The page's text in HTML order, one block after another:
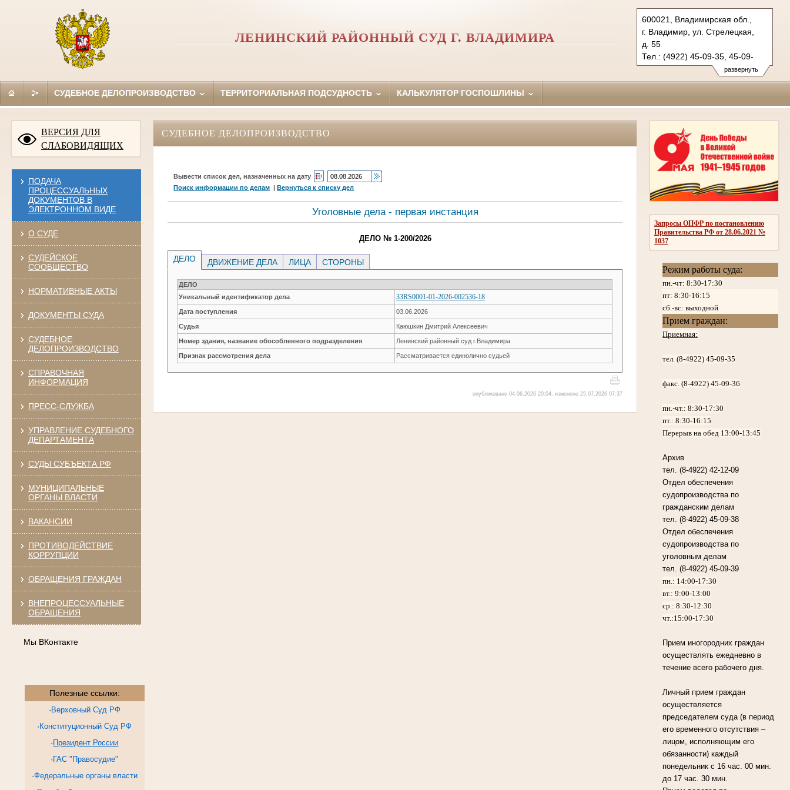
развернуть
600021, Владимирская обл.,
г. Владимир, ул. Стрелецкая,
д. 55
Тел.: (4922) 45-09-35, 45-09-
36 (ф.)
leninsky.wld@sudrf.ru
ЛЕНИНСКИЙ РАЙОННЫЙ СУД Г. ВЛАДИМИРА
СУДЕБНОЕ ДЕЛОПРОИЗВОДСТВО ТЕРРИТОРИАЛЬНАЯ ПОДСУДНОСТЬ КАЛЬКУЛЯТОР ГОСПОШЛИНЫ
ВЕРСИЯ ДЛЯ
СЛАБОВИДЯЩИХ
ПОДАЧА
ПРОЦЕССУАЛЬНЫХ
ДОКУМЕНТОВ В
ЭЛЕКТРОННОМ ВИДЕ
О СУДЕ
СУДЕЙСКОЕ
СООБЩЕСТВО
НОРМАТИВНЫЕ АКТЫ
ДОКУМЕНТЫ СУДА
СУДЕБНОЕ
ДЕЛОПРОИЗВОДСТВО
СПРАВОЧНАЯ
ИНФОРМАЦИЯ
ПРЕСС-СЛУЖБА
УПРАВЛЕНИЕ СУДЕБНОГО
ДЕПАРТАМЕНТА
СУДЫ СУБЪЕКТА РФ
МУНИЦИПАЛЬНЫЕ
ОРГАНЫ ВЛАСТИ
ВАКАНСИИ
ПРОТИВОДЕЙСТВИЕ
КОРРУПЦИИ
ОБРАЩЕНИЯ ГРАЖДАН
ВНЕПРОЦЕССУАЛЬНЫЕ
ОБРАЩЕНИЯ
Мы ВКонтакте
Полезные ссылки:
· Верховный Суд РФ
· Конституционный Суд РФ
· Президент России
· ГАС "Правосудие"
·Федеральные органы власти
Запросы ОПФР по постановлению
Правительства РФ от 28.06.2021 №
1037
Режим работы суда:
пн.-чт: 8:30-17:30
пт: 8:30-16:15
сб.-вс: выходной
Прием граждан:
Приемная:
тел. (8-4922) 45-09-35
факс. (8-4922) 45-09-36
пн.-чт.:8:30-17:30
пт.:8:30-16:15
Перерыв на обед 13:00-13:45
Архив
тел. (8-4922) 42-12-09
Отдел обеспечения
судопроизводства по
гражданским делам
тел. (8-4922) 45-09-38
Отдел обеспечения
судопроизводства по
уголовным делам
тел. (8-4922) 45-09-39
пн.: 14:00-17:30
вт.: 9:00-13:00
ср.: 8:30-12:30
чт.:15:00-17:30
Прием иногородних граждан
осуществлять ежедневно в
течение всего рабочего дня.
Личный прием граждан
осуществляется
председателем суда (в период
его временного отсутствия –
лицом, исполняющим его
обязанности) каждый
понедельник с 16 час. 00 мин.
до 17 час. 30 мин.
СУДЕБНОЕ ДЕЛОПРОИЗВОДСТВО
Вывести список дел, назначенных на дату
Поиск информации по делам |Вернуться к списку дел
Уголовные дела - первая инстанция
ДЕЛО № 1-200/2026
ДЕЛО ДВИЖЕНИЕ ДЕЛА ЛИЦА СТОРОНЫ
ДЕЛО
Уникальный идентификатор дела
33RS0001-01-2026-002536-18
Дата поступления 03.06.2026
Судья Каюшкин Дмитрий Алексеевич
Номер здания, название обособленного подразделения Ленинский районный суд г.Владимира
Признак рассмотрения дела Рассматривается единолично судьей
опубликовано 04.06.2026 20:04, изменено 25.07.2026 07:37